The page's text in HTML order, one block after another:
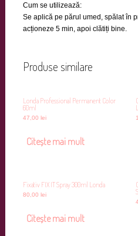
Cum se utilizează:
Se aplică pe părul umed, spălat în
acționeze 5 min, apoi clătiți bine.
Produse similare
Londa Professional Permanent Color
60ml
47,00 lei
Citește mai mult
Fixativ FIX IT Spray 300ml Londa
80,00 lei
Citește mai mult